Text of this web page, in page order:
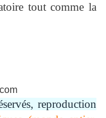
tout comme la
reproduction